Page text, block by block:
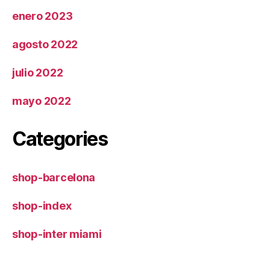
enero 2023
agosto 2022
julio 2022
mayo 2022
Categories
shop-barcelona
shop-index
shop-inter miami